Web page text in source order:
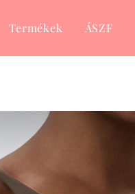
Termékek ÁSZF